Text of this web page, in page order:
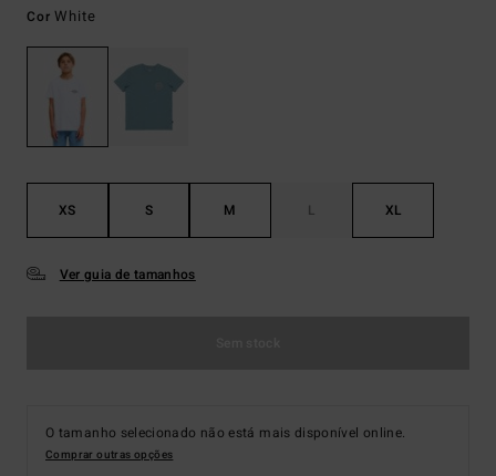
CorWhite
XS S M L XL
Ver guia de tamanhos
O tamanho selecionado não está mais disponível online.
Comprar outras opções